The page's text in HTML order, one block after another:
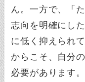
ん。一方で、「
志向を明確にし
に低く抑えられ
からこそ、自分
必要があります。